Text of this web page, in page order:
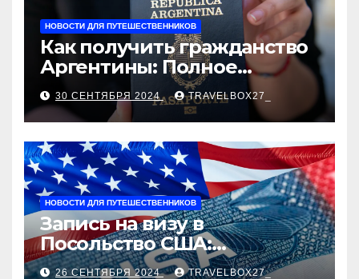
НОВОСТИ ДЛЯ ПУТЕШЕСТВЕННИКОВ
Как получить гражданство
Аргентины: Полное
руководство
30 СЕНТЯБРЯ 2024 TRAVELBOX27_
НОВОСТИ ДЛЯ ПУТЕШЕСТВЕННИКОВ
Запись на визу в
Посольство США:
Пошаговое руководство
26 СЕНТЯБРЯ 2024 TRAVELBOX27_